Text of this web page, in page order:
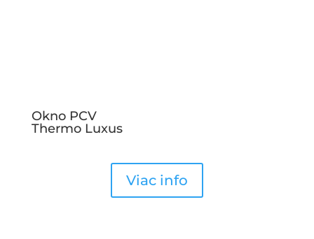
Okno PCV
Thermo Luxus
Viac info